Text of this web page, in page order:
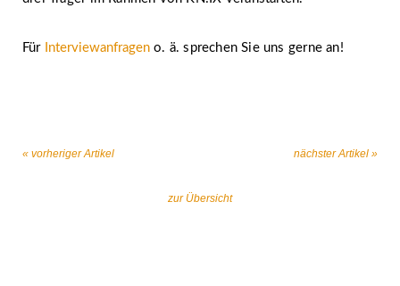
Für Interviewanfrageno. ä. sprechen Sie uns gerne an!
« vorheriger Artikel
zur Übersicht
nächster Artikel »